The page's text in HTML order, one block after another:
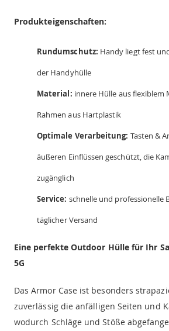
Produkteigenschaften:
Rundumschutz: Handy liegt fest
der Handyhülle
Material: innere Hülle aus flexiblem
Rahmen aus Hartplastik
Optimale Verarbeitung: Tasten &
äußeren Einflüssen geschützt, die
zugänglich
Service: schnelle und professionelle
täglicher Versand
Eine perfekte Outdoor Hülle für Ihr
5G
Das Armor Case ist besonders
zuverlässig die anfälligen Seiten und
wodurch Schläge und Stöße